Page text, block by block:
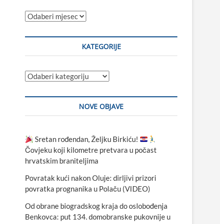
Sve
KATEGORIJE
Kategorije
NOVE OBJAVE
Sretan rođendan, Željku Birkiću!
Čovjeku koji kilometre pretvara u počast
hrvatskim braniteljima
Povratak kući nakon Oluje: dirljivi prizori
povratka prognanika u Polaču (VIDEO)
Od obrane biogradskog kraja do oslobođenja
Benkovca: put 134. domobranske pukovnije u